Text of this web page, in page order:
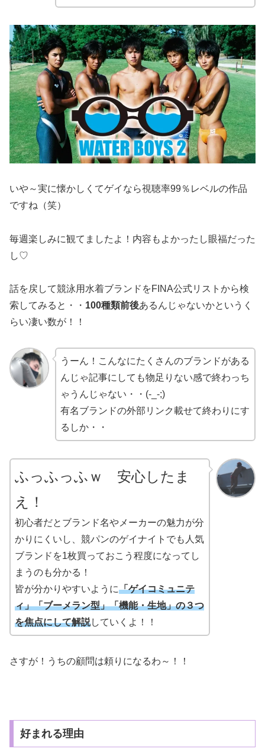
いや～実に懐かしくてゲイなら視聴率99％レベルの作品
ですね（笑）
毎週楽しみに観てましたよ！内容もよかったし眼福だった
し♡
話を戻して競泳用水着ブランドをFINA公式リストから検
索してみると・・ 100種類前後あるんじゃないかというく
らい凄い数が！！
うーん！こんなにたくさんのブランドがある
んじゃ記事にしても物足りない感で終わっち
ゃうんじゃない・・(-_-;)
有名ブランドの外部リンク載せて終わりにす
るしか・・
ふっふっふｗ 安心したま
え！
初心者だとブランド名やメーカーの魅力が分
かりにくいし、競パンのゲイナイトでも人気
ブランドを1枚買っておこう程度になってし
まうのも分かる！
皆が分かりやすいように「ゲイコミュニテ
ィ」「ブーメラン型」「機能・生地」の３つ
を焦点にして解説していくよ！！
さすが！うちの顧問は頼りになるわ～！！
好まれる理由